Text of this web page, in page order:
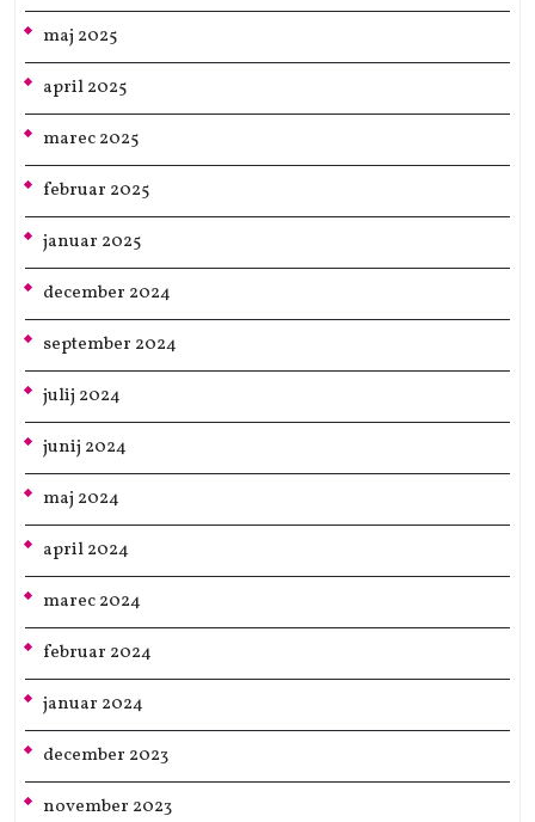
maj 2025
april 2025
marec 2025
februar 2025
januar 2025
december 2024
september 2024
julij 2024
junij 2024
maj 2024
april 2024
marec 2024
februar 2024
januar 2024
december 2023
november 2023